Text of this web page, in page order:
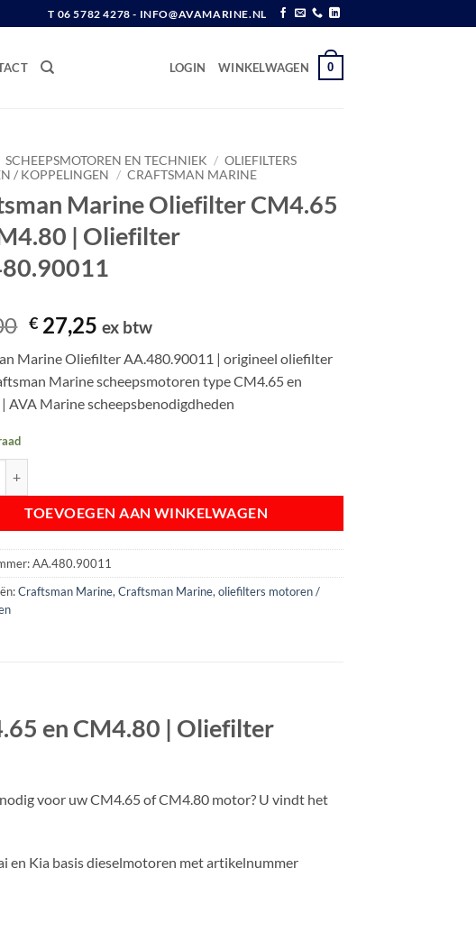
T 06 5782 4278 - INFO@AVAMARINE.NL
LOGIN WINKELWAGEN 0
SCHEEPSMOTOREN EN TECHNIEK / OLIEFILTERS
/ KOPPELINGEN
/ CRAFTSMAN MARINE
Marine Oliefilter CM4.65
| Oliefilter
Oorspronkelijke
prijs
was:
€ 32,00.
€27,25Huidige
is:
€ 27,25.
ex btw
Marine Oliefilter AA.480.90011 | origineel oliefilter
Marine scheepsmotoren type CM4.65 en
AVA Marine scheepsbenodigdheden
TOEVOEGEN AAN WINKELWAGEN
AA.480.90011
Craftsman Marine,Craftsman Marine,oliefilters motoren /
en CM4.80 | Oliefilter
voor uw CM4.65 of CM4.80 motor? U vindt het
Kia basis dieselmotoren met artikelnummer